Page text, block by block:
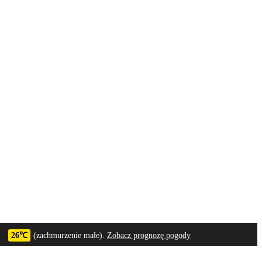
26℃ (zachmurzenie małe). Zobacz prognozę pogody